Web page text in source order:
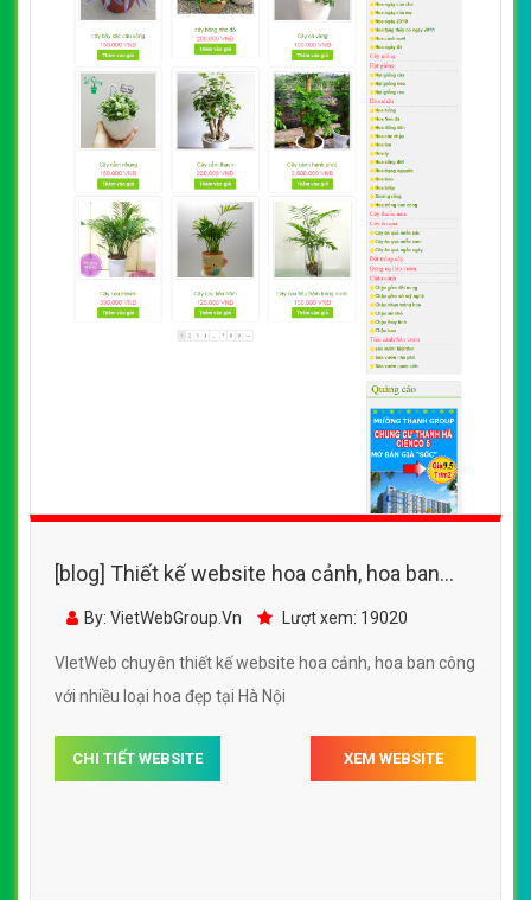
[blog] Thiết kế website hoa cảnh, hoa ban
công với nhiều loại hoa đẹp
By: VietWebGroup.Vn Lượt xem: 19020
VIetWeb chuyên thiết kế website hoa cảnh, hoa ban công
với nhiều loại hoa đẹp tại Hà Nội
CHI TIẾT WEBSITE XEM WEBSITE